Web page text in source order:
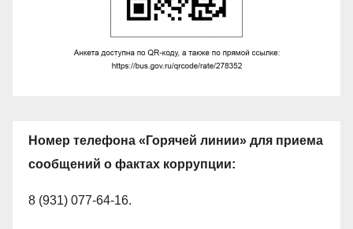
Номер телефона «Горячей линии» для приема
сообщений о фактах коррупции:
8 (931) 077-64-16.